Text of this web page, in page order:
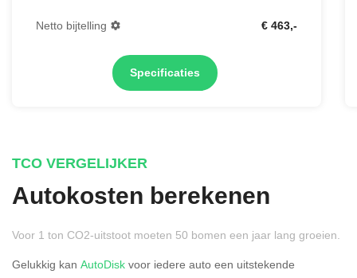
Netto bijtelling € 463,-
Specificaties
TCO VERGELIJKER
Autokosten berekenen
Voor 1 ton CO2-uitstoot moeten 50 bomen een jaar lang groeien.
Gelukkig kan AutoDisk voor iedere auto een uitstekende